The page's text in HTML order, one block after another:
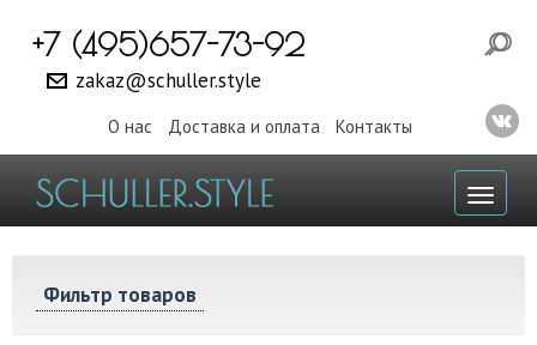
+7 (495)657-73-92
zakaz@schuller.style
О нас Доставка и оплата Контакты
Фильтр товаров